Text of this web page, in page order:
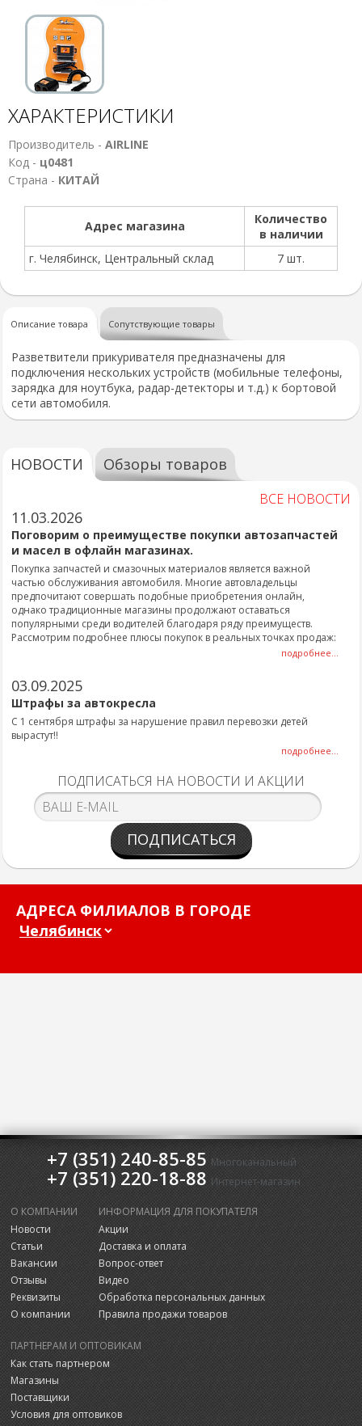
ХАРАКТЕРИСТИКИ
Производитель - AIRLINE
Код - ц0481
Страна - КИТАЙ
Адрес магазина
Количество
в наличии
г. Челябинск, Центральный склад
7 шт.
Описание товара Сопутствующие товары
Разветвители прикуривателя предназначены для
подключения нескольких устройств (мобильные телефоны,
зарядка для ноутбука, радар-детекторы и т.д.) к бортовой
сети автомобиля.
НОВОСТИ Обзоры товаров
ВСЕ НОВОСТИ
11.03.2026
Поговорим о преимуществе покупки автозапчастей
и масел в офлайн магазинах.
Покупка запчастей и смазочных материалов является важной
частью обслуживания автомобиля. Многие автовладельцы
предпочитают совершать подобные приобретения онлайн,
однако традиционные магазины продолжают оставаться
популярными среди водителей благодаря ряду преимуществ.
Рассмотрим подробнее плюсы покупок в реальных точках продаж:
подробнее...
03.09.2025
Штрафы за автокресла
С 1 сентября штрафы за нарушение правил перевозки детей
вырастут!!
подробнее...
ПОДПИСАТЬСЯ НА НОВОСТИ И АКЦИИ
ПОДПИСАТЬСЯ
АДРЕСА ФИЛИАЛОВ В ГОРОДЕ
+7 (351) 240-85-85 Многоканальный
+7 (351) 220-18-88 Интернет-магазин
О КОМПАНИИ
Новости
Статьи
Вакансии
Отзывы
Реквизиты
О компании
ИНФОРМАЦИЯ ДЛЯ ПОКУПАТЕЛЯ
Акции
Доставка и оплата
Вопрос-ответ
Видео
Обработка персональных данных
Правила продажи товаров
ПАРТНЕРАМ И ОПТОВИКАМ
Как стать партнером
Магазины
Поставщики
Условия для оптовиков